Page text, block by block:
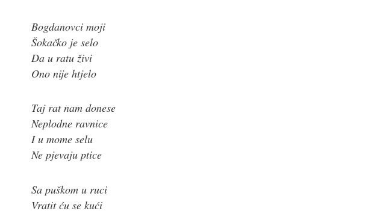
Bogdanovci moji
Šokačko je selo
Da u ratu živi
Ono nije htjelo
Taj rat nam donese
Neplodne ravnice
I u mome selu
Ne pjevaju ptice
Sa puškom u ruci
Vratit ću se kući